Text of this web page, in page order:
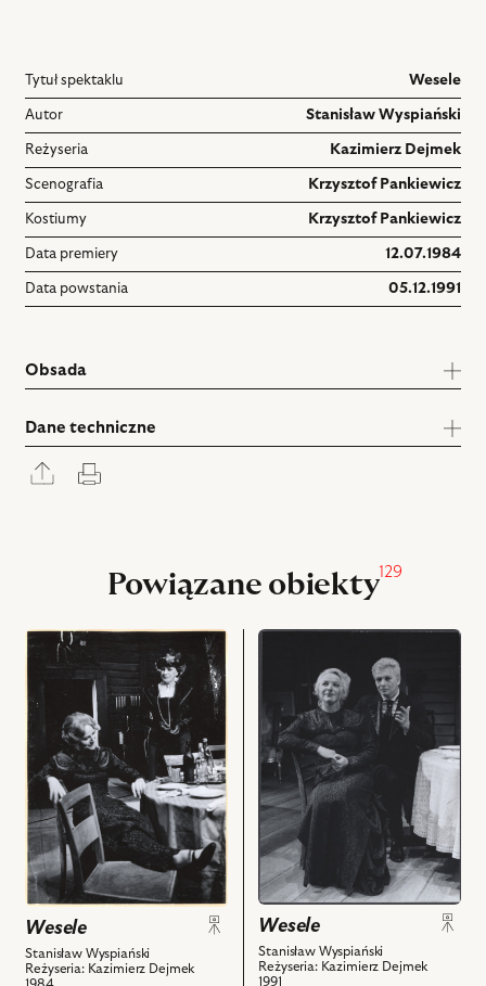
Tytuł spektaklu Wesele
Autor Stanisław Wyspiański
Reżyseria Kazimierz Dejmek
Scenografia Krzysztof Pankiewicz
Kostiumy Krzysztof Pankiewicz
Data premiery 12.07.1984
Data powstania 05.12.1991
Obsada
Dane techniczne
Rozwiń
panel
Powiązane obiekty129
przejdź
Wesele,
Na
zdjęciu:
Halina
Łabonarska
-
Maryna,
Eugenia
Herman
-
Radczyni
i
Wesele
Stanisław Wyspiański
Reżyseria: Kazimierz Dejmek
przejdź
obiektu
Wesele,
Na
zdjęciu:
Halina
Łabonarska
Maryna,
Marek
Barbasiewicz
-
Poeta
i
Wesele
Stanisław Wyspiański
Reżyseria: Kazimierz Dejmek
1991